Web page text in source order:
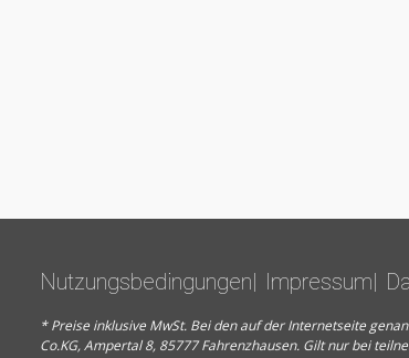
Nutzungsbedingungen Impressum
* Preise inklusive MwSt. Bei den auf der Internetseite
Co.KG, Ampertal 8, 85777 Fahrenzhausen. Gilt nur bei